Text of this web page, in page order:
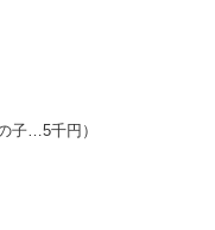
子…5千円）